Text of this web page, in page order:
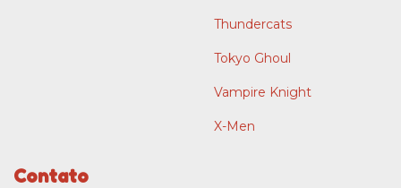
Thundercats
Tokyo Ghoul
Vampire Knight
X-Men
Contato